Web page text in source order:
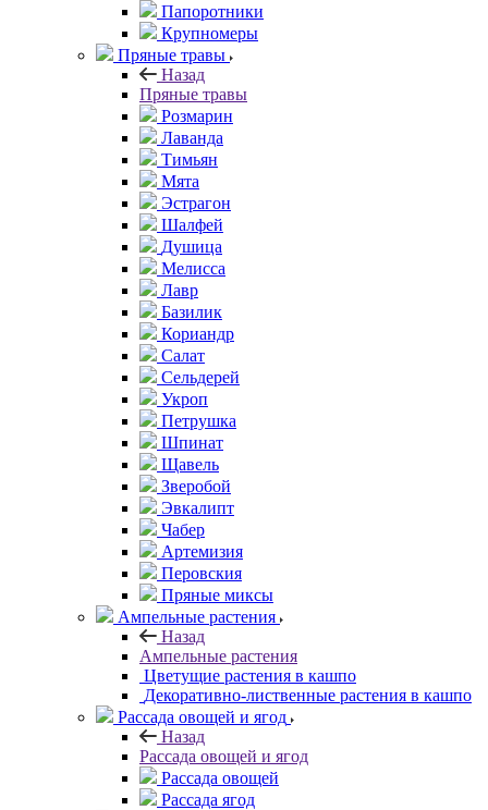
Папоротники
Крупномеры
Пряные травы
Назад
Пряные травы
Розмарин
Лаванда
Тимьян
Мята
Эстрагон
Шалфей
Душица
Мелисса
Лавр
Базилик
Кориандр
Салат
Сельдерей
Укроп
Петрушка
Шпинат
Щавель
Зверобой
Эвкалипт
Чабер
Артемизия
Перовския
Пряные миксы
Ампельные растения
Назад
Ампельные растения
Цветущие растения в кашпо
Декоративно-лиственные растения в кашпо
Рассада овощей и ягод
Назад
Рассада овощей и ягод
Рассада овощей
Рассада ягод